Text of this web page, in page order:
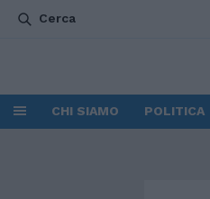
Cerca
CHI SIAMO POLITICA